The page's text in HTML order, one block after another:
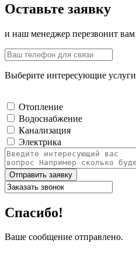
Оставьте заявку
и наш менеджер перезвонит вам
Выберите интересующие услуги
Отопление
Водоснабжение
Канализация
Электрика
Отправить заявку
Спасибо!
Ваше сообщение отправлено.